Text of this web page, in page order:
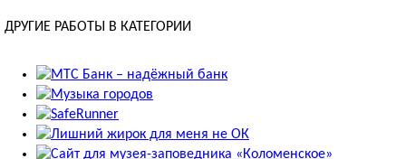
ДРУГИЕ РАБОТЫ В КАТЕГОРИИ